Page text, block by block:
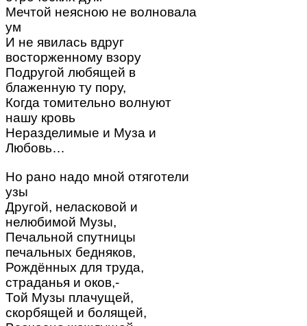
Мечтой неясною не волновала
ум
И не явилась вдруг
восторженному взору
Подругой любящей в
блаженную ту пору,
Когда томительно волнуют
нашу кровь
Неразделимые и Муза и
Любовь…
Но рано надо мной отяготели
узы
Другой, неласковой и
нелюбимой Музы,
Печальной спутницы
печальных бедняков,
Рождённых для труда,
страданья и оков,-
Той Музы плачущей,
скорбящей и болящей,